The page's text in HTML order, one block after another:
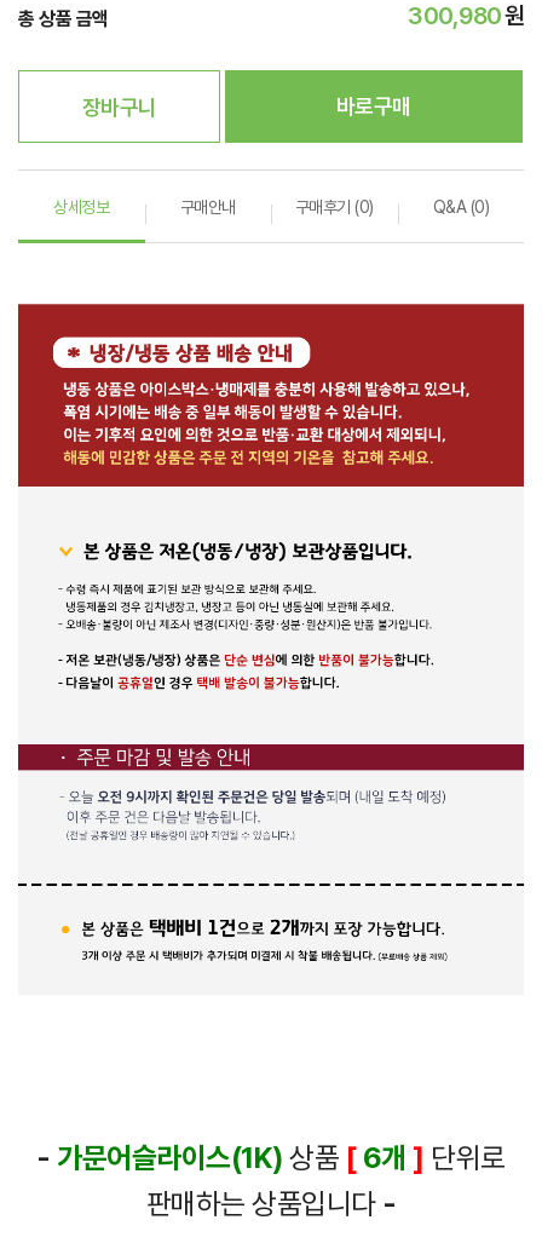
총 상품 금액 300,980원
장바구니 바로구매
상세정보 구매안내 구매후기 (0) Q&A (0)
-가문어슬라이스(1K) 상품 [ 6개 ] 단위로
판매하는 상품입니다 -